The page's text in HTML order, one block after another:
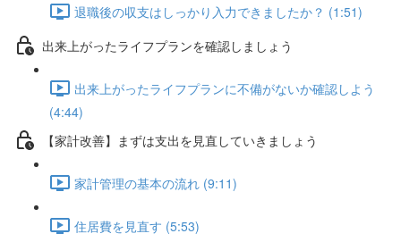
退職後の収支はしっかり入力できましたか？ (1:51)
出来上がったライフプランを確認しましょう
出来上がったライフプランに不備がないか確認しよう
(4:44)
【家計改善】まずは支出を見直していきましょう
家計管理の基本の流れ (9:11)
住居費を見直す (5:53)